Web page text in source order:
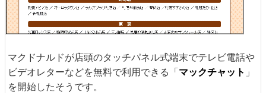
マクドナルドが店頭のタッチパネル式端末でテレビ電話や
ビデオレターなどを無料で利用できる「マックチャット 」
を開始したそうです。